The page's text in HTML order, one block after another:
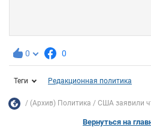
0 0
Теги Редакционная политика
(Архив) Политика США заявили
Вернуться на